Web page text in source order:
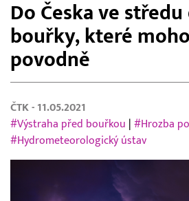
Do Česka ve
bouřky, které
povodně
ČTK - 11.05.2021
#Výstraha před bouřkou
#Hrozba
#Hydrometeorologický ústav